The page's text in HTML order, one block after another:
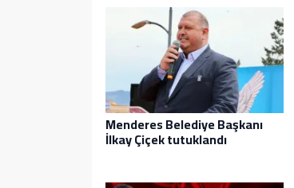
Menderes Belediye Başkanı
İlkay Çiçek tutuklandı